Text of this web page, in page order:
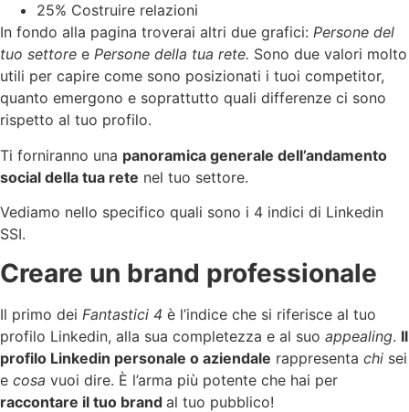
25% Costruire relazioni
In fondo alla pagina troverai altri due grafici: Persone del
tuo settore e Persone della tua rete. Sono due valori molto
utili per capire come sono posizionati i tuoi competitor,
quanto emergono e soprattutto quali differenze ci sono
rispetto al tuo profilo.
Ti forniranno una panoramica generale dell’andamento
social della tua rete nel tuo settore.
Vediamo nello specifico quali sono i 4 indici di Linkedin
SSI.
Creare un brand professionale
Il primo dei Fantastici 4 è l’indice che si riferisce al tuo
profilo Linkedin, alla sua completezza e al suo appealing. Il
profilo Linkedin personale o aziendale rappresenta chi sei
e cosa vuoi dire. È l’arma più potente che hai per
raccontare il tuo brand al tuo pubblico!